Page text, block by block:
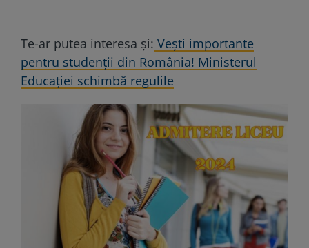
Te-ar putea interesa și: Vești importante
pentru studenții din România! Ministerul
Educației schimbă regulile